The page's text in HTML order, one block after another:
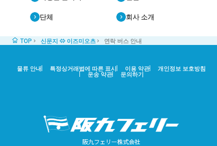
단체 회사 소개
TOP 신문지 ⇔ 이즈미오츠 연락 버스 안내
물류 안내 특정상거래법에 따른 표시 이용 약관 개인정보 보호방침
운송 약관 문의하기
阪九フェリー株式会社